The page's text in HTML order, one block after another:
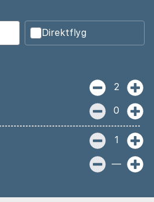
Direktflyg
2
0
1
—